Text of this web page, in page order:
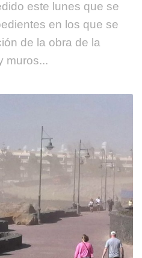
este lunes que se
en los que se
de la obra de la
muros...